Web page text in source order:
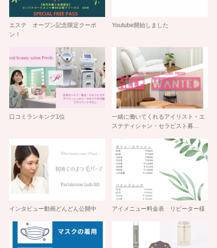
エステ オープン記念限定クーポ
ン！
Youtube開始しました
口コミランキング1位
一緒に働いてくれるアイリスト・エ
ステティシャン・セラピスト募…
インタビュー動画どんどん公開中 アイメニュー料金表 リピーター様